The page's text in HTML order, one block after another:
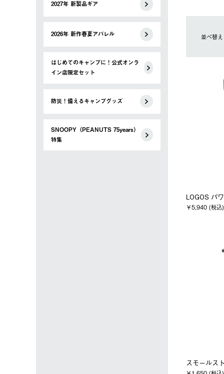
2027年 新製品ギア
2026年 新作春夏アパレル
はじめてのキャンプに！公式オンラ
イン店限定セット
防災！備えるキャンプグッズ
SNOOPY（PEANUTS 75years）
特集
並べ替え
LOGOS パ
￥5,940 (税込)
スモールス